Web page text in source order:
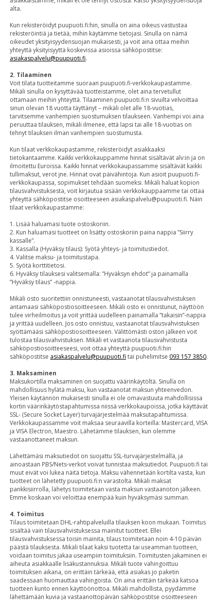
alta.
Kun rekisteröidyt puupuoti.fi:hin, sinulla on aina oikeus vastustaa
rekisteröintiä ja tietää, mihin käytämme tietojasi. Sinulla on nämä
oikeudet yksityisyydensuojan mukaisesti, ja voit aina ottaa meihin
yhteyttä yksityisyyttä koskevissa asioissa sähköpostitse:
asiakaspalvelu@puupuoti.fi.
2. Tilaaminen
Voit tilata tuotteitamme suoraan puupuoti.fi-verkkokaupastamme.
Mikäli sinulla on kysyttävää tuotteistamme, olet aina tervetullut
ottamaan meihin yhteyttä. Tilaaminen puupuoti.fi:n sivuilta velvoittaa
sinun olevan 18 vuotta täyttänyt – mikäli olet alle 18-vuotias,
tarvitsemme vanhempien suostumuksen tilaukseen. Vanhempi voi aina
peruuttaa tilauksen, mikäli ilmenee, että lapsi tai alle 18-vuotias on
tehnyt tilauksen ilman vanhempien suostumusta.
Kun tilaat verkkokaupastamme, rekisteröidyt asiakkaaksi
tietokantaamme. Kaikki verkkokauppamme hinnat sisältävät alv:in ja on
ilmoitettu Euroissa. Kaikki hinnat verkkokaupassamme sisältävät kaikki
tullimaksut, verot jne. Hinnat ovat päivähintoja. Kun asioit puupuoti.fi-
verkkokaupassa, sopimukset tehdään suomeksi. Mikäli haluat kopion
tilausvahvistuksesta, voit kirjautua sisään verkkokauppaamme tai ottaa
yhteyttä sähköpostitse osoitteeseen asiakaspalvelu@puupuoti.fi. Näin
tilaat verkkokaupastamme:
1. Lisää haluamasi tuote ostoskoriin.
2. Kun haluamasi tuotteet on lisätty ostoskoriin paina nappia ”Siirry
kassalle”.
3. Kassalla (Hyväksy tilaus): Syötä yhteys- ja toimitustiedot.
4. Valitse maksu- ja toimitustapa.
5. Syötä korttitietosi.
6. Hyväksy tilauksesi valitsemalla: ”Hyväksyn ehdot” ja painamalla
”Hyväksy tilaus” -nappia.
Mikäli osto suoritettiin onnistuneesti, vastaanotat tilausvahvistuksen
antamaasi sähköpostiosoitteeseen. Mikäli osto ei onnistunut, näyttöön
tulee virheilmoitus ja voit yrittää uudelleen painamalla ”takaisin”-nappia
ja yrittää uudelleen. Jos osto onnistuu, vastaanotat tilausvahvistuksen
syöttämääsi sähköpostiosoitteeseen. Välittömästi oston jälkeen voit
tulostaa tilausvahvistuksen. Mikäli et vastaanota tilausvahvistusta
sähköpostiosoitteeseesi, voit ottaa yhteyttä puupuoti.fi:hin
sähköpostitse asiakaspalvelu@puupuoti.fi tai puhelimitse 093 157 3850.
3. Maksaminen
Maksukortilla maksaminen on suojattu väärinkäytöltä. Sinulla on
mahdollisuus hylätä maksu, kun vastaanotat maksun yhteenvedon.
Yleisen käytännön mukaisesti sinulla ei ole omavastuuta mahdollisissa
kortin väärinkäytöstapahtumissa niissä verkkokaupoissa, jotka käyttävät
SSL- (Secure Socket Layer) turvajärjestelmää maksutapahtumissa.
Verkkokaupassamme voit maksaa seuraavilla korteilla: Mastercard, VISA
ja VISA Electron, Maestro. Lähetämme tilauksen, kun olemme
vastaanottaneet maksun.
Lähettämäsi maksutiedot on suojattu SSL-turvajärjestelmällä, ja
ainoastaan PBS/Nets-verkot voivat tunnistaa maksutiedot. Puupuoti.fi tai
muut eivät voi lukea näitä tietoja. Maksu vähennetään kortilta vasta, kun
tuotteet on lähetetty puupuoti.fi:n varastolta. Mikäli maksat
pankkisiirrolla, lähetys toimitetaan vasta maksun vastaanoton jälkeen.
Emme koskaan voi veloittaa enempää kuin hyväksymäsi summan.
4. Toimitus
Tilaus toimitetaan DHL-rahtipalveluilla tilauksen koon mukaan. Toimitus
sisältää vain tilausvahvistuksessa mainitut tuotteet. Ellei
tilausvahvistuksessa toisin mainita, tilaus toimitetaan noin 4-10 päivän
päästä tilauksesta. Mikäli tilaat kaksi tuotetta tai useamman tuotteen,
voidaan toimitus jakaa useampiin toimituksiin. Toimitusten jakaminen ei
aiheuta asiakkaalle lisäkustannuksia. Mikäli tuote vahingoittuu
toimituksen aikana, on erittäin tärkeää, että asiakas jo paketin
saadessaan huomauttaa vahingoista. On aina erittäin tärkeää katsoa
tuotteen kunto ennen käyttöönottoa. Mikäli mahdollista, pyydämme
lähettämään kuvia ja vastaanottopäivän sähköpostitse osoitteeseen